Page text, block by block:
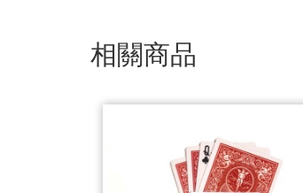
相關商品